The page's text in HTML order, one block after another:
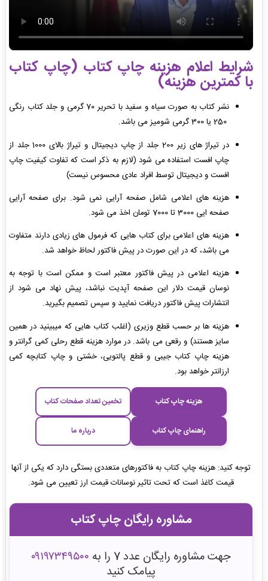
شرایط اعلام هزینه چاپ کتاب (چاپ کتاب
با کمترین هزینه)
نشر کتاب به صورت سیاه و سفید با تحریر 70 گرمی و جلد کتاب رنگی
در تیراژ های زیر 200 جلد از چاپ دیجیتال و تیراژ بالای 1000 جلد از
چاپ افست استفاده می شود (لازم به ذکر است که تفاوت کیفیت چاپ
افست و دیجیتال توسط افراد عادی محسوس نیست)
هزینه های اعلامی شامل صفحه آرایی نمی شود. برای صفحه آرایی
صفحه ایی 3000 تا 7000 تومان اخذ می شود.
هزینه های اعلامی برای کتاب هایی که فرمول های زیادی دارند متفاوت
می باشد، که در این صورت در پیش فاکتور لحاظ خواهد شد.
هزینه اعلامی در پیش فاکتور معتبر است و ممکن است با توجه به
نوسان قیمت دلار این صفحه آپدیت نباشد، پیش نهاد می شود از
انتشارات پیش فاکتور دریافت نمایید و سپس تصمیم بگیرید.
هزینه ها بر حسب قطع وزیری (اغلب کتاب هایی که میبینید در همین
سایز هستند) و رقعی می باشد. در موارد هزینه قطع رحلی کمی گرانتر و
هزینه چاپ کتاب جیبی و قطع پالتویی، خشتی و چاپ کتابچه کمی
ارزانتر خواهد بود.
هزینه چاپ کتاب تخمین تعداد صفحات کتاب
راهنمای چاپ کتاب درباره ما
توجه کنید: هزینه چاپ کتاب به فاکتورهای متعددی بستگی دارد که یکی از آنها
قیمت کاغذ است که تحت تاثیر نوسانات قیمت ارز تعیین می شود.
مشاوره رایگان چاپ کتاب
جهت مشاوره رایگان عدد 7 را به
۰۹۱۹۷۳۴۹۵۰۰
پیامک کنید